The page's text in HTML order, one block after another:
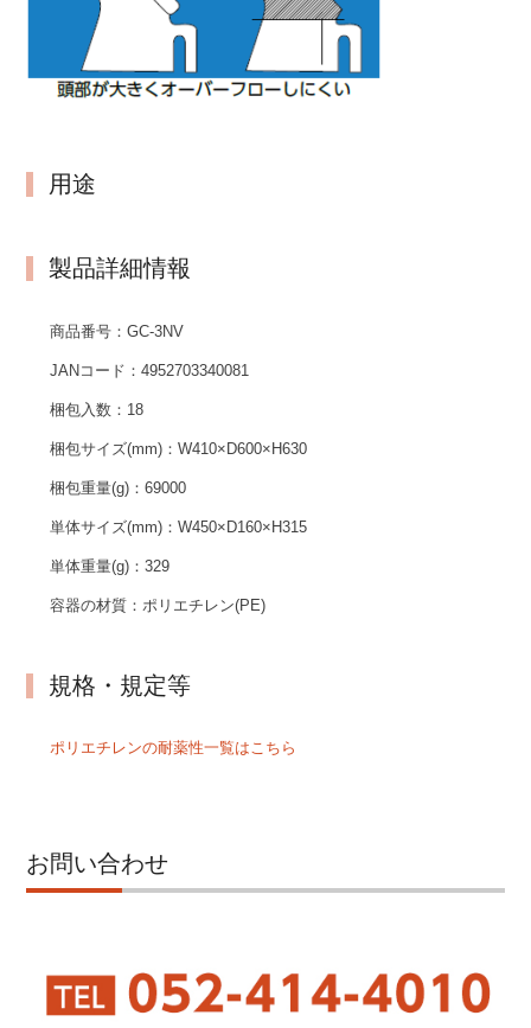
用途
製品詳細情報
商品番号：GC-3NV
JANコード：4952703340081
梱包入数： 18
梱包サイズ(mm)：W410×D600×H630
梱包重量(g)：69000
単体サイズ(mm)：W450×D160×H315
単体重量(g)：329
容器の材質： ポリエチレン(PE)
規格・規定等
ポリエチレンの耐薬性一覧はこちら
お問い合わせ